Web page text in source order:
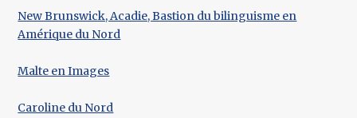
New Brunswick, Acadie, Bastion du bilinguisme en
Amérique du Nord
Malte en Images
Caroline du Nord